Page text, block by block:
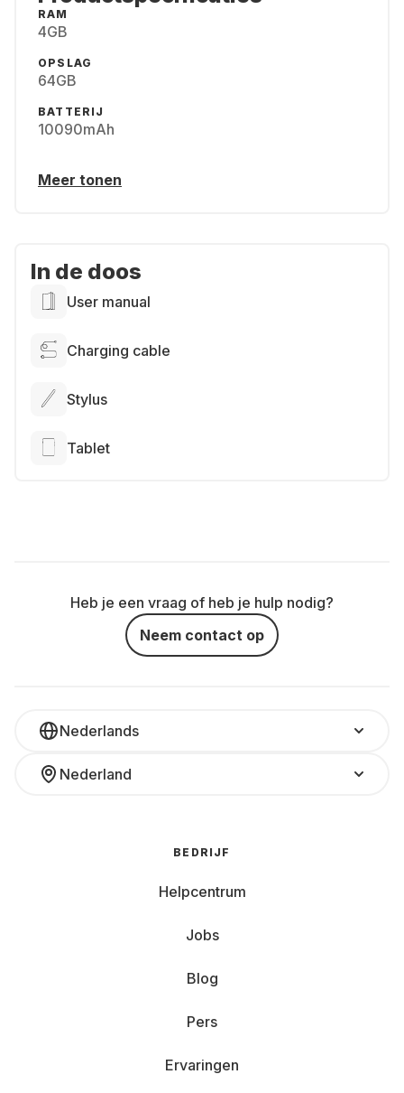
RAM
4GB
OPSLAG
64GB
BATTERIJ
10090mAh
Meer tonen
In de doos
User manual
Charging cable
Stylus
Tablet
Heb je een vraag of heb je hulp nodig?
Neem contact op
Nederlands
Nederland
BEDRIJF
Helpcentrum
Jobs
Blog
Pers
Ervaringen